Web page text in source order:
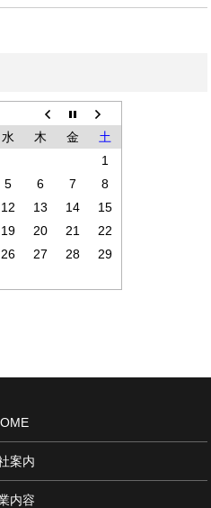
水 木 金
土
1
5 6 7
8
12 13 14
15
19 20 21
22
26 27 28
29
案内
内容